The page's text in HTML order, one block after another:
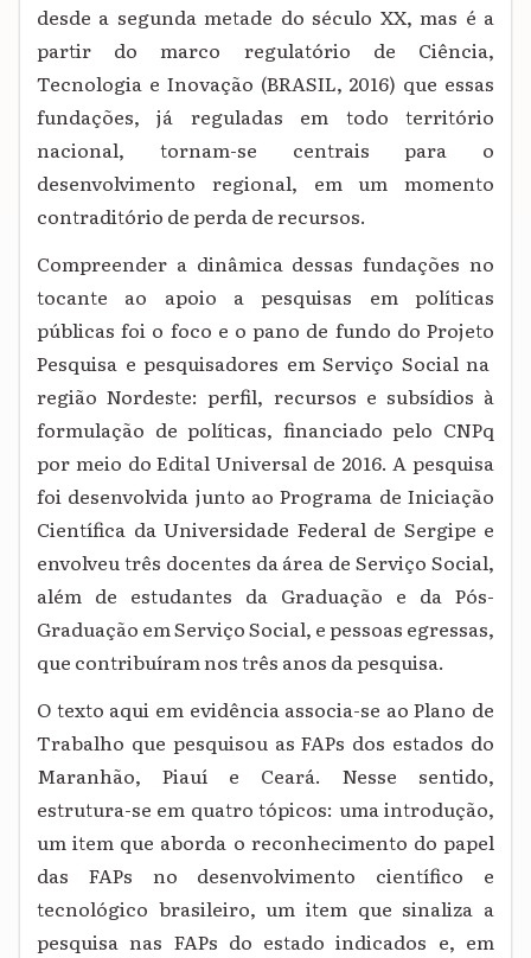
desde a segunda metade do século XX, mas é a
partir do marco regulatório de Ciência,
Tecnologia e Inovação (BRASIL, 2016) que essas
fundações, já reguladas em todo território
nacional, tornam-se centrais para o
desenvolvimento regional, em um momento
contraditório de perda de recursos.
Compreender a dinâmica dessas fundações no
tocante ao apoio a pesquisas em políticas
públicas foi o foco e o pano de fundo do Projeto
Pesquisa e pesquisadores em Serviço Social na
região Nordeste: perfil, recursos e subsídios à
formulação de políticas, financiado pelo CNPq
por meio do Edital Universal de 2016. A pesquisa
foi desenvolvida junto ao Programa de Iniciação
Científica da Universidade Federal de Sergipe e
envolveu três docentes da área de Serviço Social,
além de estudantes da Graduação e da Pós-
Graduação em Serviço Social, e pessoas egressas,
que contribuíram nos três anos da pesquisa.
O texto aqui em evidência associa-se ao Plano de
Trabalho que pesquisou as FAPs dos estados do
Maranhão, Piauí e Ceará. Nesse sentido,
estrutura-se em quatro tópicos: uma introdução,
um item que aborda o reconhecimento do papel
das FAPs no desenvolvimento científico e
tecnológico brasileiro, um item que sinaliza a
pesquisa nas FAPs do estado indicados e, em